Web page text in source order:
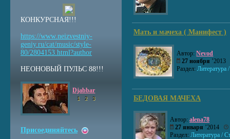
Мать и мачеха ( Манифест )
Автор:Nevod
27 ноября
Раздел:Литература
БЕДОВАЯ МАЧЕХА
Автор: alena78
27 января ’2014
Раздел: Литература /
КОНКУРСНАЯ!!!
https://www.neizvestniy-
geniy.ru/cat/music/style-
80/2804153.html?author
НЕОНОВЫЙ ПУЛЬС 88!!!
Djabbar
1 2 3
Присоединяйтесь